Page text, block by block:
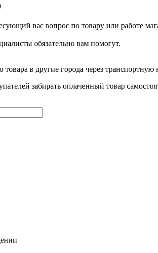
вас вопрос по товару или работе
обязательно вам помогут.
товара в другие города через
забирать оплаченный товар